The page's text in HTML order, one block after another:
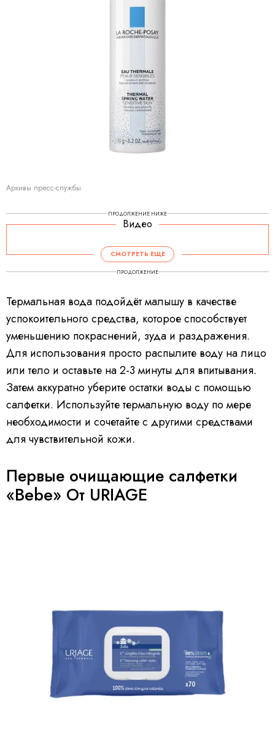
Архивы пресс-службы
ПРОДОЛЖЕНИЕ НИЖЕ
Видео
СМОТРЕТЬ ЕЩЕ
ПРОДОЛЖЕНИЕ
Термальная вода подойдёт малышу в качестве
успокоительного средства, которое способствует
уменьшению покраснений, зуда и раздражения.
Для использования просто распылите воду на лицо
или тело и оставьте на 2-3 минуты для впитывания.
Затем аккуратно уберите остатки воды с помощью
салфетки. Используйте термальную воду по мере
необходимости и сочетайте с другими средствами
для чувствительной кожи.
Первые очищающие салфетки
«Bebe» От URIAGE